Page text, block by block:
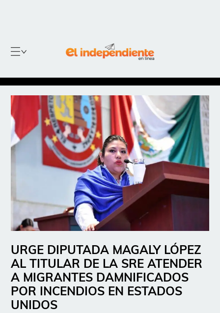
URGE DIPUTADA MAGALY LÓPEZ
AL TITULAR DE LA SRE ATENDER
A MIGRANTES DAMNIFICADOS
POR INCENDIOS EN ESTADOS
UNIDOS